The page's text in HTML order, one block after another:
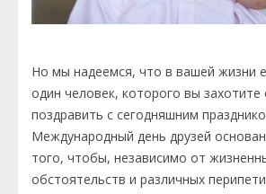
Но мы надеемся, что в вашей жизни
один человек, которого вы захотите
поздравить с сегодняшним
Международный день друзей
того, чтобы, независимо от
обстоятельств и различных